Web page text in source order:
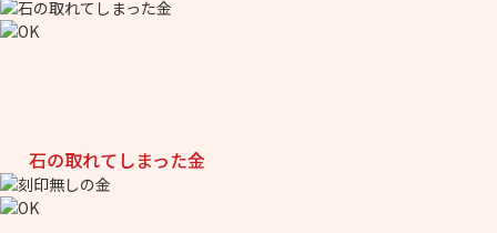
石の取れてしまった金